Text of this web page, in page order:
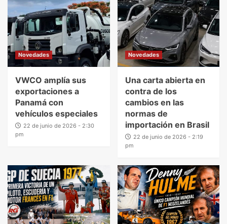
Novedades
VWCO amplía sus
exportaciones a
Panamá con
vehículos especiales
22 de junio de 2026 - 2:30
pm
Novedades
Una carta abierta en
contra de los
cambios en las
normas de
importación en Brasil
22 de junio de 2026 - 2:19
pm